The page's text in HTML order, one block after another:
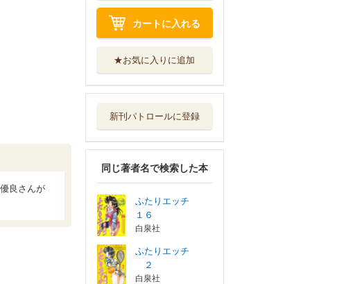
良さんが
カートに入れる
★お気に入りに追加
新刊パトロールに登録
同じ著者名で検索した本
ふたりエッチ
１６
白泉社
ふたりエッチ
２
白泉社